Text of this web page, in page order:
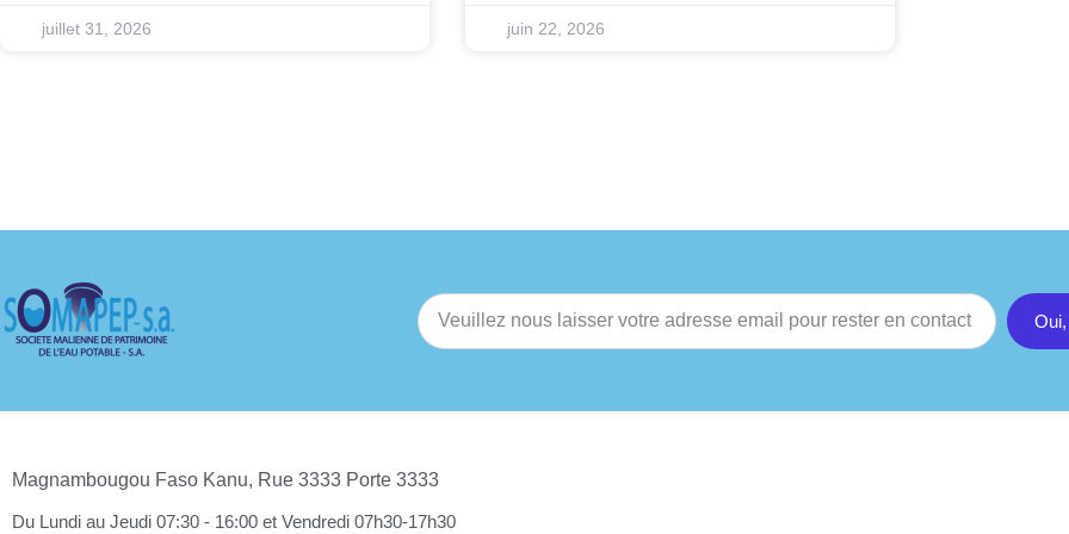
juillet 31, 2026 juin 22, 2026
Magnambougou Faso Kanu, Rue 3333 Porte 3333
Du Lundi au Jeudi 07:30 - 16:00 et Vendredi 07h30-17h30